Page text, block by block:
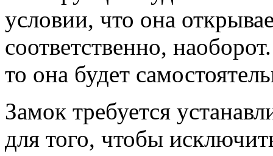
условии, что она
соответственно,
то она будет
Замок требуется
для того, чтобы